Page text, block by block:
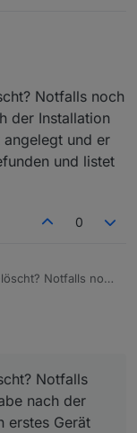
die
im
[12-stellig]-
was ich
Notfalls noch
der Installation
und er
und listet
0
Notfalls noch
angelegt und er
und listet
Notfalls
nach der
erstes Gerät